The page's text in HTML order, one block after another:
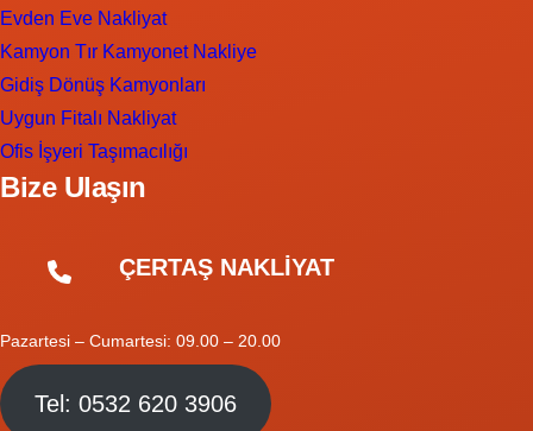
Evden Eve Nakliyat
Kamyon Tır Kamyonet Nakliye
Gidiş Dönüş Kamyonları
Uygun Fitalı Nakliyat
Ofis İşyeri Taşımacılığı
Bize Ulaşın
ÇERTAŞ NAKLİYAT
Pazartesi – Cumartesi: 09.00 – 20.00
Tel: 0532 620 3906